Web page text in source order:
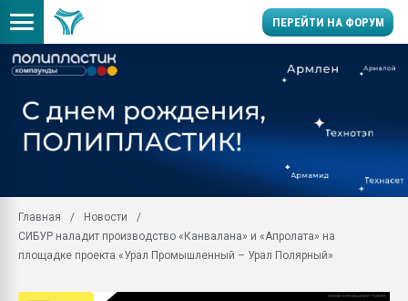
ПЕРЕЙТИ НА ФОРУМ
заводу пластмасс"
Вакуум-формовочные
Главная
Новости
СИБУР наладит производство «Канвалана» и «Апролата» на
площадке проекта «Урал Промышленный – Урал Полярный»